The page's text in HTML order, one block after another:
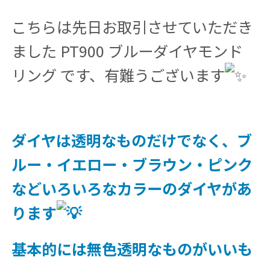
こちらは先日お取引させていただき
ました PT900 ブルーダイヤモンド
リング です、有難うございます
ダイヤは透明なものだけでなく、ブ
ルー・イエロー・ブラウン・ピンク
などいろいろなカラーのダイヤがあ
ります
基本的には無色透明なものがいいも